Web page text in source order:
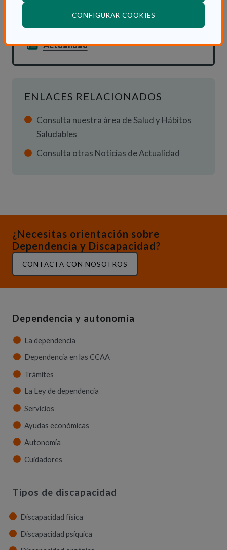
CONFIGURAR COOKIES
INFORMACIÓN ADICIONAL
Mar 27 Diciembre 2022
Actualidad
ENLACES RELACIONADOS
Consulta nuestra área de Salud y Hábitos
Saludables
Consulta otras Noticias de Actualidad
¿Necesitas orientación sobre
Dependencia y Discapacidad?
CONTACTA CON NOSOTROS
Dependencia y autonomía
La dependencia
Dependencia en las CCAA
Trámites
La Ley de dependencia
Servicios
Ayudas económicas
Autonomía
Cuidadores
Tipos de discapacidad
Discapacidad física
Discapacidad psíquica